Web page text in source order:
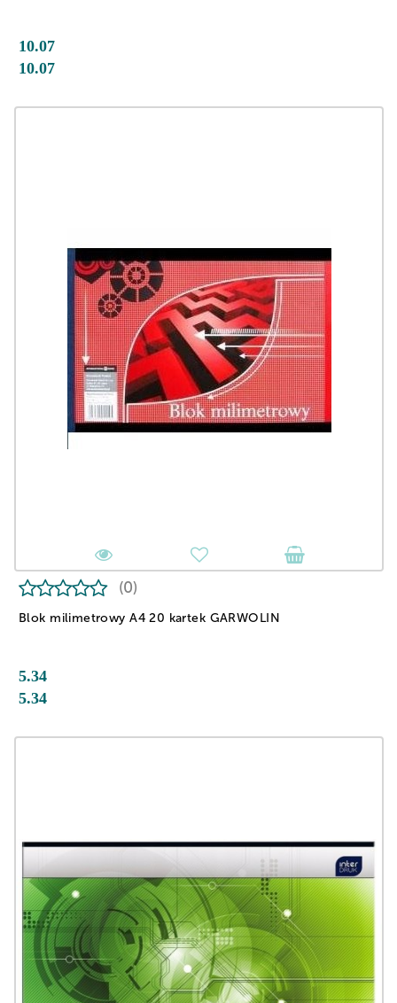
10.07
10.07
Blok milimetrowy A4 20 kartek GARWOLIN
(0)
5.34
5.34